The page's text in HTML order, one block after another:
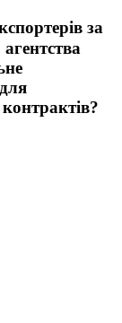
за